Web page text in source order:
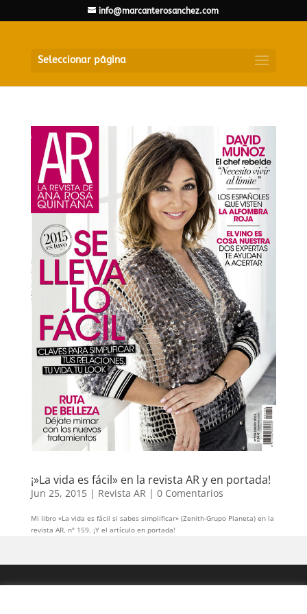
info@marcanterosanchez.com
Seleccionar página
¡»La vida es fácil» en la revista AR y en portada!
Jun 25, 2015| Revista AR | 0 Comentarios
Mi libro «La vida es fácil si sabes simplificar» (Zenith-Grupo Planeta) en la
revista AR, nº 159. ¡Y el artículo en portada!